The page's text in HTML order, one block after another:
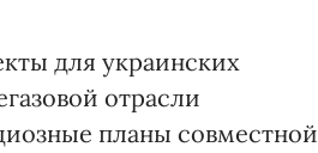
для украинских
отрасли
планы совместной